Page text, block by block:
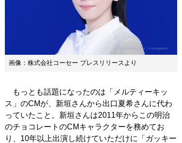
画像：株式会社コーセー プレスリリースより
もっとも話題になったのは「メルティーキッ
ス」のCMが、新垣さんから出口夏希さんに代わ
っていたこと。新垣さんは2011年からこの明治
のチョコレートのCMキャラクターを務めてお
り、10年以上出演し続けていただけに「ガッキー